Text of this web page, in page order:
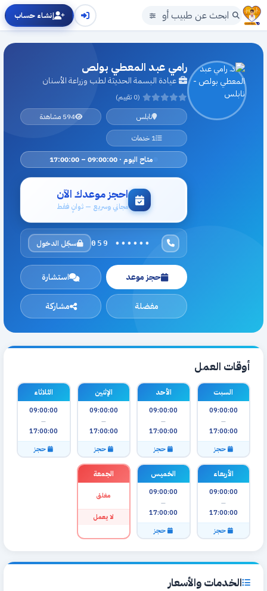
إنشاء حساب
رامي عبد المعطي بولص
عيادة البسمة الحديثة لطب وزراعة الأسنان
(0 تقييم)
نابلس
594 مشاهدة
1 خدمات
متاح اليوم · 09:00:00 – 17:00:00
احجز موعدك الآن
مجاني وسريع — ثوانٍ فقط
059 •••••• سجّل الدخول
حجز موعد استشارة
مفضلة مشاركة
أوقات العمل
السبت
09:00:00
—
17:00:00
حجز
الأحد
09:00:00
—
17:00:00
حجز
الإثنين
09:00:00
—
17:00:00
حجز
الثلاثاء
09:00:00
—
17:00:00
حجز
الأربعاء
09:00:00
—
17:00:00
حجز
الخميس
09:00:00
—
17:00:00
حجز
الجمعة
مغلق
لا يعمل
الخدمات والأسعار